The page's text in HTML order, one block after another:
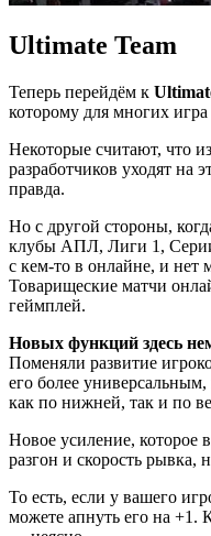
Ultimate Team
Теперь перейдём к
которому для многих
Некоторые считают, что
разработчиков уходят на
правда.
Но с другой стороны,
клубы АПЛ, Лиги 1, Серии
с кем-то в онлайне, и нет
Товарищеские матчи
геймплей.
Новых функций здесь
Поменяли развитие
его более
как по нижней, так и по
Новое усиление, которое
разгон и скорость рывка,
То есть, если у вашего
можете апнуть его на +1.